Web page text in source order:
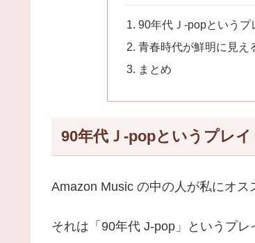
90年代Ｊ-popという
青春時代が鮮明に見え
まとめ
90年代Ｊ-popというプレ
Amazon Music の中の人が私にオス
それは「90年代 J-pop」というプレ